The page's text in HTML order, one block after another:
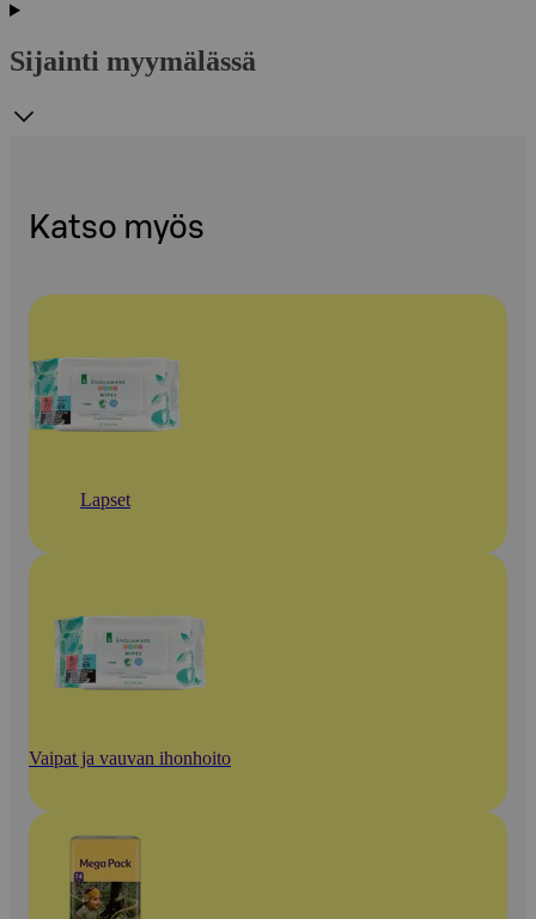
Sijainti myymälässä
Katso myös
Lapset
Vaipat ja vauvan ihonhoito